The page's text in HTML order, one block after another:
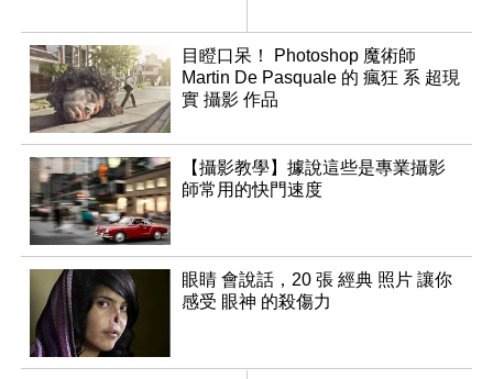
目瞪口呆！ Photoshop 魔術師
Martin De Pasquale 的 瘋狂 系 超現
實 攝影 作品
【攝影教學】據說這些是專業攝影
師常用的快門速度
眼睛 會說話，20 張 經典 照片 讓你
感受 眼神 的殺傷力